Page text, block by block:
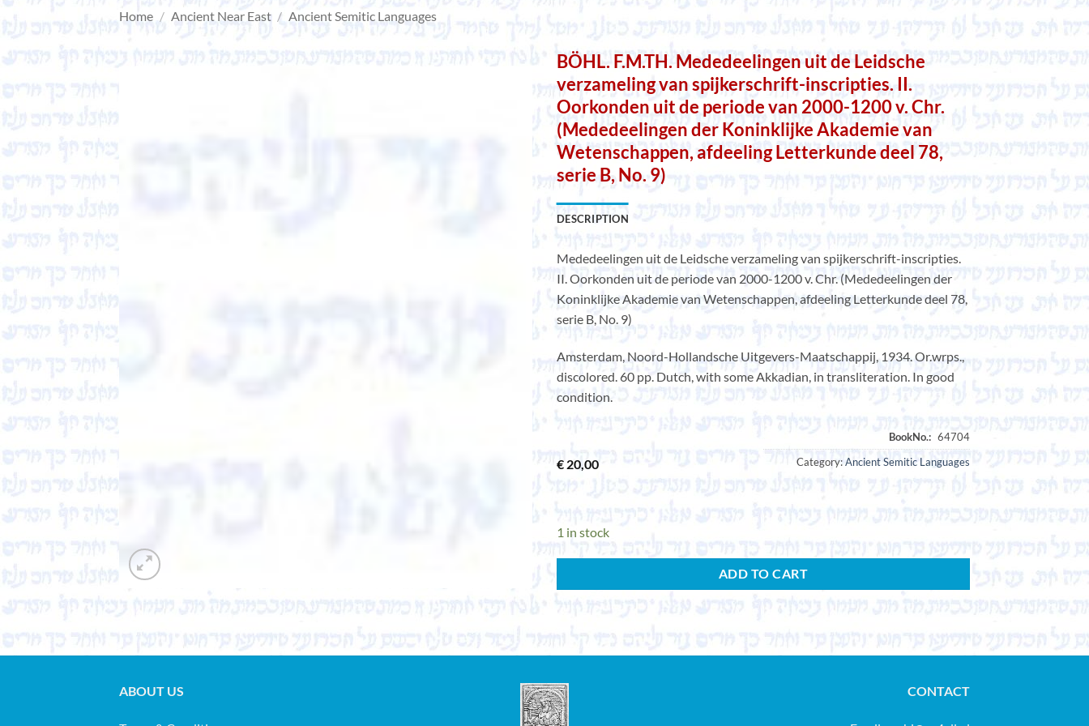
Home / Ancient Near East / Ancient Semitic Languages
BÖHL. F.M.TH. Mededeelingen uit de Leidsche
verzameling van spijkerschrift-inscripties. II.
Oorkonden uit de periode van 2000-1200 v. Chr.
(Mededeelingen der Koninklijke Akademie van
Wetenschappen, afdeeling Letterkunde deel 78,
serie B, No. 9)
DESCRIPTION
Mededeelingen uit de Leidsche verzameling van spijkerschrift-inscripties.
II. Oorkonden uit de periode van 2000-1200 v. Chr. (Mededeelingen der
Koninklijke Akademie van Wetenschappen, afdeeling Letterkunde deel 78,
serie B, No. 9)
Amsterdam, Noord-Hollandsche Uitgevers-Maatschappij, 1934. Or.wrps.,
discolored. 60 pp. Dutch, with some Akkadian, in transliteration. In good
condition.
€ 20,00 Category:Ancient Semitic Languages
1 in stock
ADD TO CART
ABOUT US CONTACT